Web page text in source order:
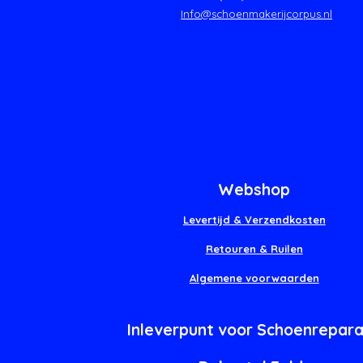
Info@schoenmakerijcorpus.nl
Webshop
Levertijd & Verzendkosten
Retouren & Ruilen
Algemene voorwaarden
Inleverpunt voor